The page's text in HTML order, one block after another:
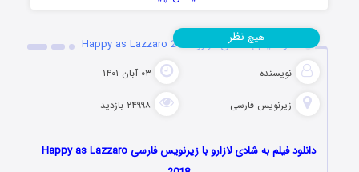
دانلود فیلم به شادی لازارو Happy as Lazzaro 2018
نویسنده ۰۳ آبان ۱۴۰۱
زیرنویس فارسی ۲۴۹۹۸ بازدید
هیچ نظر
دانلود فیلم به شادی لازارو با زیرنویس فارسی Happy as Lazzaro